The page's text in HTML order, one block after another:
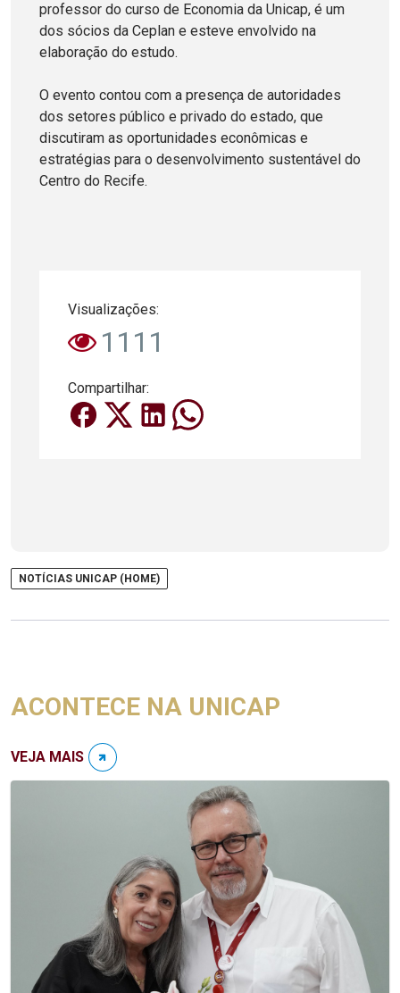
professor do curso de Economia da Unicap, é um
dos sócios da Ceplan e esteve envolvido na
elaboração do estudo.
O evento contou com a presença de autoridades
dos setores público e privado do estado, que
discutiram as oportunidades econômicas e
estratégias para o desenvolvimento sustentável do
Centro do Recife.
Visualizações:
1111
Compartilhar:
NOTÍCIAS UNICAP (HOME)
ACONTECE NA UNICAP
VEJA MAIS